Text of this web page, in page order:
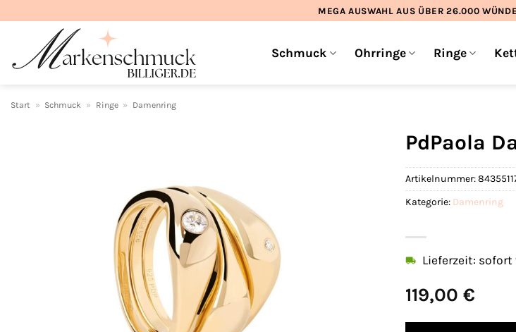
springen
MEGA AUSWAHL AUS ÜBER 26.000
Schmuck Ohrringe Ringe
Start » Schmuck » Ringe » Damenring
PdPaola
119,00 €
Lieferzeit: sofort
Artikelnummer:
Kategorie: Damenring